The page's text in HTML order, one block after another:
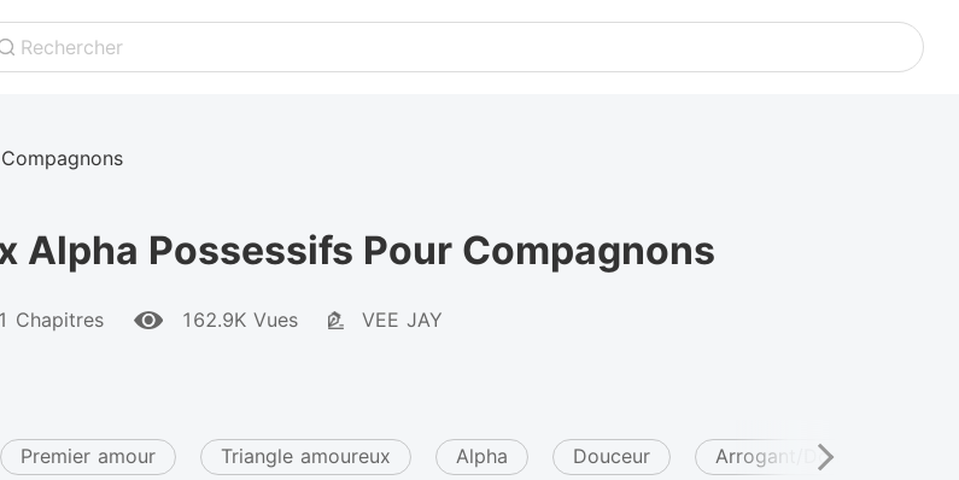
Rechercher
Alpha Possessifs Pour Compagnons
Chapitres 162.9K Vues VEE JAY
Premier amour Triangle amoureux Alpha Douceur Arrogant/Dominant